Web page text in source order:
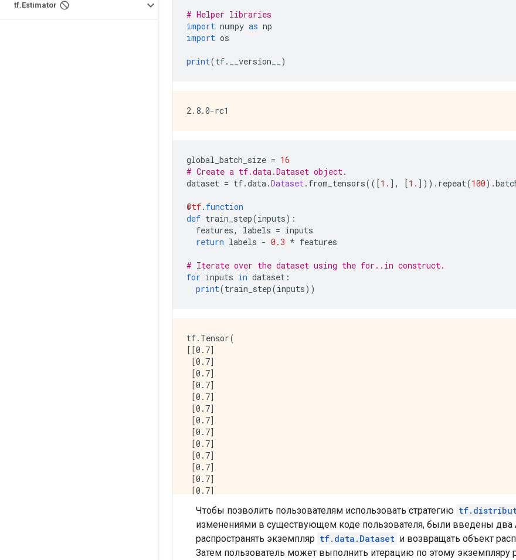
tf.Estimator
# Helper libraries
import numpy as np
import os
print(tf. __version__ )
global_batch_size = 16
# Create a tf.data.Dataset object.
dataset = tf.data.Dataset. from_tensors(([1. ], [1. ])). repeat(100).
@tf. function
def train_step(inputs):
features, labels = inputs
return labels - 0.3 * features
# Iterate over the dataset using the for..in construct.
for inputs in dataset :
print(train_step(inputs))
tf.Tensor(
[[0.7]
[0.7]
[0.7]
[0.7]
[0.7]
[0.7]
[0.7]
[0.7]
[0.7]
[0.7]
[0.7]
[0.7]
[0.7]
[0.7]
[0.7]], shape=(16, 1), dtype=float32)
tf.Tensor(
[[0.7]
Чтобы позволить пользователям использовать стратегию
изменениями в существующем коде пользователя, были введены два
распространять экземпляр tf.data.Dataset и возвращать объект
Затем пользователь может выполнить итерацию по этому экземпляру